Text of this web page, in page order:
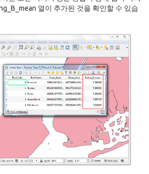
열이 추가된 것을 확인할 수 있습